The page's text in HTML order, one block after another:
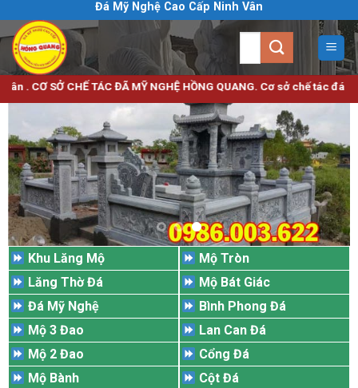
qua
nội
dung
Đá Mỹ Nghệ Cao Cấp Ninh Vân
SỞ CHẾ TÁC ĐÃ MỸ NGHỆ HỒNG QUANG. Cơ sở chế tác đá
Khu Lăng Mộ
Lăng Thờ Đá
Đá Mỹ Nghệ
Mộ 3 Đao
Mộ 2 Đao
Mộ Bành
Mộ Tròn
Mộ Bát Giác
Bình Phong Đá
Lan Can Đá
Cổng Đá
Cột Đá